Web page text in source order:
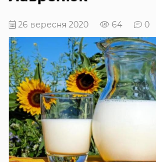
26 вересня 2020 64 0